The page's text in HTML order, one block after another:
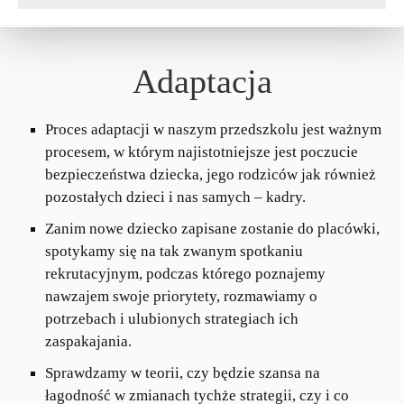
Adaptacja
Proces adaptacji w naszym przedszkolu jest ważnym
procesem, w którym najistotniejsze jest poczucie
bezpieczeństwa dziecka, jego rodziców jak również
pozostałych dzieci i nas samych – kadry.
Zanim nowe dziecko zapisane zostanie do placówki,
spotykamy się na tak zwanym spotkaniu
rekrutacyjnym, podczas którego poznajemy
nawzajem swoje priorytety, rozmawiamy o
potrzebach i ulubionych strategiach ich
zaspakajania.
Sprawdzamy w teorii, czy będzie szansa na
łagodność w zmianach tychże strategii, czy i co